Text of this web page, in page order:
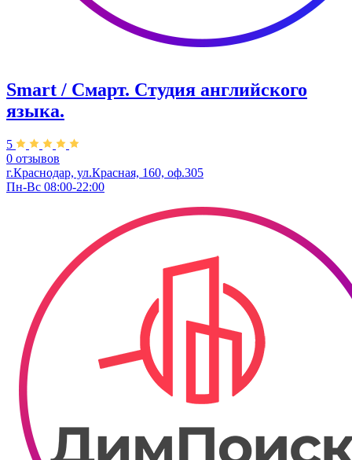
Smart / Смарт. Студия английского
языка.
5
0 отзывов
г.Краснодар, ул.Красная, 160, оф.305
Пн-Вс 08:00-22:00